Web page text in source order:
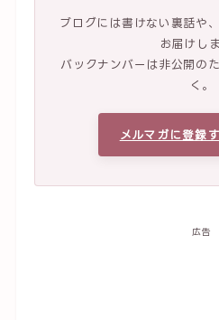
ブログには書けない裏話や
お届けしま
バックナンバーは非公開の
く。
メルマガに登録
広告